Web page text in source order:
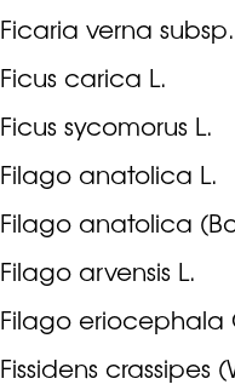
Ficaria verna
Ficus carica L.
Ficus sycomorus L.
Filago anatolica L.
Filago anatolica
Filago arvensis L.
Filago eriocephala
Fissidens crassipes